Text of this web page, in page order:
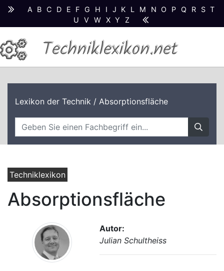
A B C D E F G H I J K L M N O P Q R S T
U
V W X Y Z
Techniklexikon.net
Lexikon der Technik / Absorptionsfläche
Techniklexikon
Absorptionsfläche
Autor:
Julian Schultheiss